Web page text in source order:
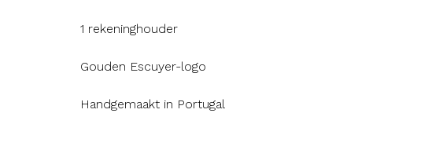
1 rekeninghouder
Gouden Escuyer-logo
Handgemaakt in Portugal